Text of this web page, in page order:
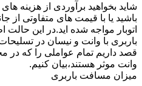
شاید بخواهید برآوردی از هزینه
باشید یا با قیمت های متفاوتی
اتوبار مواجه شده اید.در این
باربری با وانت و نیسان در
قصد داریم تمام عواملی را که در
وانت موثر هستند،بیان کنیم.
میزان مسافت باربری